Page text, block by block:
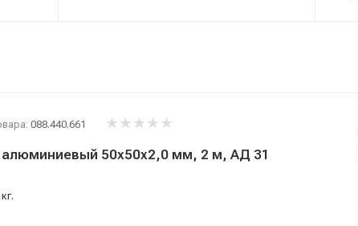
088.440.661
алюминиевый 50x50x2,0 мм, 2 м, АД 31